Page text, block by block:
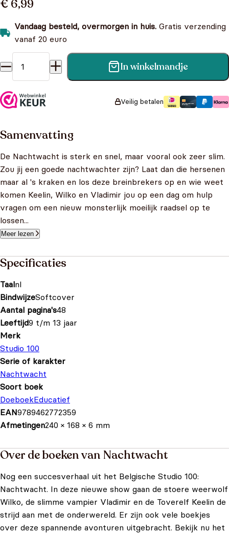
€ 6,99
Vandaag besteld, overmorgen in huis. Gratis verzending
vanaf 20 euro
Nachtwacht - hersenkrakers en breinbrekers aantal
In winkelmandje
Veilig betalen
Samenvatting
De Nachtwacht is sterk en snel, maar vooral ook zeer slim.
Zou jij een goede nachtwachter zijn? Laat dan die hersenen
maar al 's kraken en los deze breinbrekers op en wie weet
komen Keelin, Wilko en Vladimir jou op een dag om hulp
vragen om een nieuw monsterlijk moeilijk raadsel op te
lossen...
Meer lezen
Specificaties
Taalnl
BindwijzeSoftcover
Aantal pagina's48
Leeftijd9 t/m 13 jaar
Merk
Studio 100
Serie of karakter
Nachtwacht
Soort boek
DoeboekEducatief
EAN9789462772359
Afmetingen240 × 168 × 6 mm
Over de boeken van Nachtwacht
Nog een succesverhaal uit het Belgische Studio 100:
Nachtwacht. In deze nieuwe show gaan de stoere weerwolf
Wilko, de slimme vampier Vladimir en de Toverelf Keelin de
strijd aan met de onderwereld. Er zijn ook vele boekjes
over deze spannende avonturen uitgebracht. Bekijk nu het